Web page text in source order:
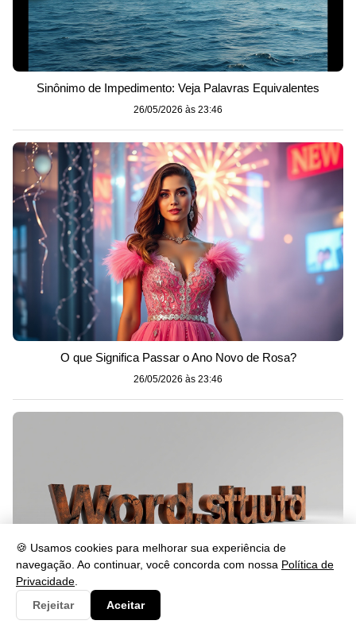
🍪 Usamos cookies para melhorar sua experiência de
navegação. Ao continuar, você concorda com nossa Política de
Privacidade
Rejeitar
Aceitar
Sinônimo de Impedimento: Veja Palavras Equivalentes
26/05/2026 às 23:46
O que Significa Passar o Ano Novo de Rosa?
26/05/2026 às 23:46